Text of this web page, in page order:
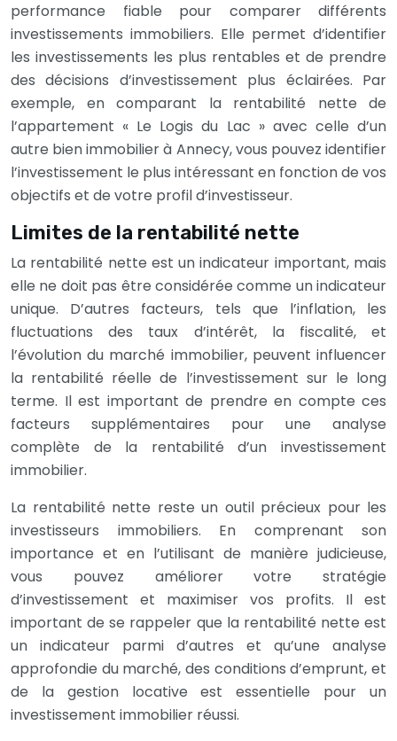
performance fiable pour comparer différents
investissements immobiliers. Elle permet d’identifier
les investissements les plus rentables et de prendre
des décisions d’investissement plus éclairées. Par
exemple, en comparant la rentabilité nette de
l’appartement « Le Logis du Lac » avec celle d’un
autre bien immobilier à Annecy, vous pouvez identifier
l’investissement le plus intéressant en fonction de vos
objectifs et de votre profil d’investisseur.
Limites de la rentabilité nette
La rentabilité nette est un indicateur important, mais
elle ne doit pas être considérée comme un indicateur
unique. D’autres facteurs, tels que l’inflation, les
fluctuations des taux d’intérêt, la fiscalité, et
l’évolution du marché immobilier, peuvent influencer
la rentabilité réelle de l’investissement sur le long
terme. Il est important de prendre en compte ces
facteurs supplémentaires pour une analyse
complète de la rentabilité d’un investissement
immobilier.
La rentabilité nette reste un outil précieux pour les
investisseurs immobiliers. En comprenant son
importance et en l’utilisant de manière judicieuse,
vous pouvez améliorer votre stratégie
d’investissement et maximiser vos profits. Il est
important de se rappeler que la rentabilité nette est
un indicateur parmi d’autres et qu’une analyse
approfondie du marché, des conditions d’emprunt, et
de la gestion locative est essentielle pour un
investissement immobilier réussi.